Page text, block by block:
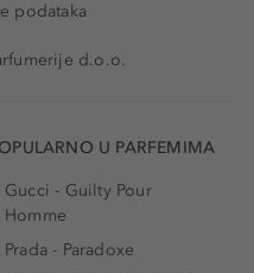
podataka
d.o.o.
U PARFEMIMA
Gucci - Guilty Pour
Homme
Prada - Paradoxe